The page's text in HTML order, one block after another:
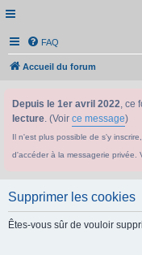
FAQ
Accueil du forum
Depuis le 1er avril 2022, ce
lecture. (Voir ce message)
Il n'est plus possible de s'y
d'accéder à la messagerie privée.
Supprimer les cookies
Êtes-vous sûr de vouloir